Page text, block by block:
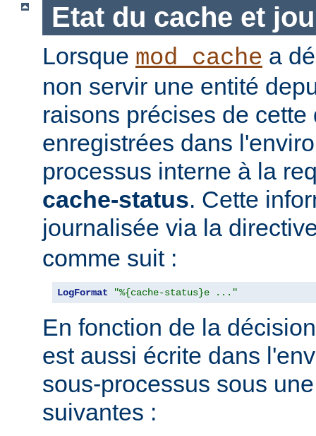
Etat du cache et
Lorsque mod_cache a
non servir une entité
raisons précises de cette
enregistrées dans
processus interne à la
cache-status. Cette
journalisée via la
comme suit :
LogFormat "%{cache-status}e ..."
En fonction de la
est aussi écrite dans
sous-processus sous
suivantes :